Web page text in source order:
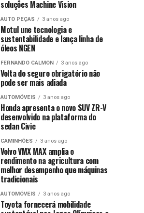
soluções Machine Vision
AUTO PEÇAS 3 anos ago
Motul une tecnologia e
sustentabilidade e lança linha de
óleos NGEN
FERNANDO CALMON 3 anos ago
Volta do seguro obrigatório não
pode ser mais adiada
AUTOMÓVEIS 3 anos ago
Honda apresenta o novo SUV ZR-V
desenvolvido na plataforma do
sedan Civic
CAMINHÕES 3 anos ago
Volvo VMX MAX amplia o
rendimento na agricultura com
melhor desempenho que máquinas
tradicionais
AUTOMÓVEIS 3 anos ago
Toyota fornecerá mobilidade